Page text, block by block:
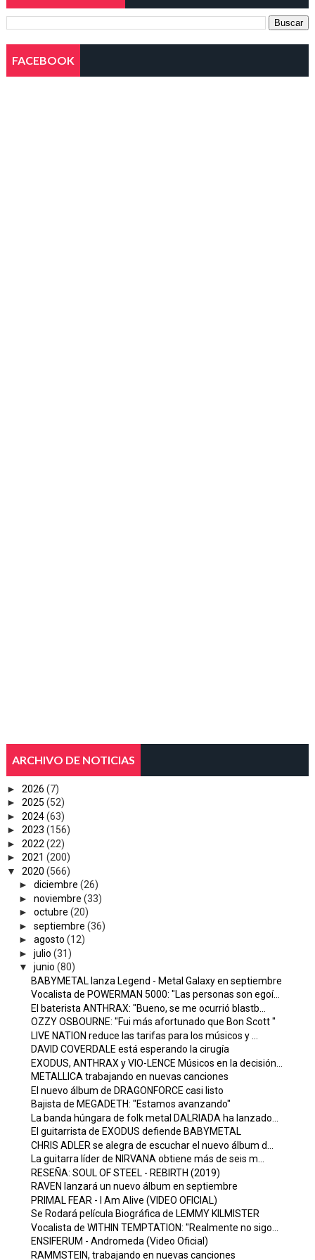
FACEBOOK
ARCHIVO DE NOTICIAS
► 2026 (7)
► 2025 (52)
► 2024(63)
► 2023 (156)
► 2022 (22)
► 2021 (200)
▼
2020 (566)
► diciembre (26)
► noviembre (33)
► octubre (20)
► septiembre (36)
► agosto (12)
► julio (31)
▼
junio (80)
BABYMETAL lanza Legend - Metal Galaxy en septiembre
Vocalista de POWERMAN 5000: "Las personas son egoí...
El baterista ANTHRAX: "Bueno, se me ocurrió blastb...
OZZY OSBOURNE: "Fui más afortunado que Bon Scott "
LIVE NATION reduce las tarifas para los músicos y ...
DAVID COVERDALE está esperando la cirugía
EXODUS, ANTHRAX y VIO-LENCE Músicos en la decisión...
METALLICA trabajando en nuevas canciones
El nuevo álbum de DRAGONFORCE casi listo
Bajista de MEGADETH: "Estamos avanzando"
La banda húngara de folk metal DALRIADA ha lanzado...
El guitarrista de EXODUS defiende BABYMETAL
CHRIS ADLER se alegra de escuchar el nuevo álbum d...
La guitarra líder de NIRVANA obtiene más de seis m...
RESEÑA: SOUL OF STEEL - REBIRTH (2019)
RAVEN lanzará un nuevo álbum en septiembre
PRIMAL FEAR - I Am Alive (VIDEO OFICIAL)
Se Rodará película Biográfica de LEMMY KILMISTER
Vocalista de WITHIN TEMPTATION: "Realmente no sigo...
ENSIFERUM - Andromeda (Video Oficial)
RAMMSTEIN, trabajando en nuevas canciones